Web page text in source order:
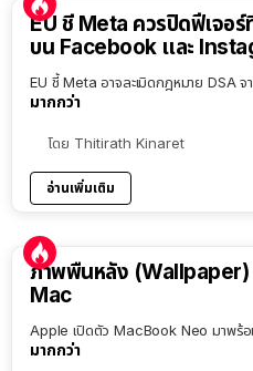
EU ชี้ Meta ควรปิดฟีเจอร์
บน Facebook และ
EU ชี้ Meta อาจละเมิดกฎหมาย DSA
มากกว่า
โดย Thitirath Kinaret
อ่านเพิ่มเติม
ภาพพื้นหลัง
Mac
Apple เปิดตัว MacBook Neo มาพ
มากกว่า